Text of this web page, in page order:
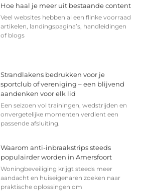
Hoe haal je meer uit bestaande content
Veel websites hebben al een flinke voorraad
artikelen, landingspagina’s, handleidingen
of blogs
Strandlakens bedrukken voor je
sportclub of vereniging – een blijvend
aandenken voor elk lid
Een seizoen vol trainingen, wedstrijden en
onvergetelijke momenten verdient een
passende afsluiting.
Waarom anti-inbraakstrips steeds
populairder worden in Amersfoort
Woningbeveiliging krijgt steeds meer
aandacht en huiseigenaren zoeken naar
praktische oplossingen om